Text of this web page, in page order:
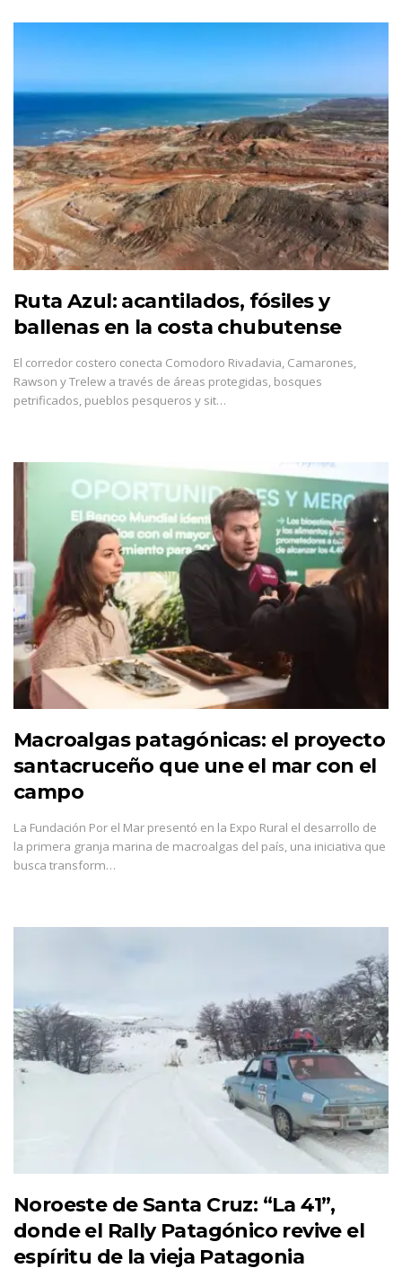
Ruta Azul: acantilados, fósiles y
ballenas en la costa chubutense
El corredor costero conecta Comodoro Rivadavia, Camarones,
Rawson y Trelew a través de áreas protegidas, bosques
petrificados, pueblos pesqueros y sit…
Macroalgas patagónicas: el proyecto
santacruceño que une el mar con el
campo
La Fundación Por el Mar presentó en la Expo Rural el desarrollo de
la primera granja marina de macroalgas del país, una iniciativa que
busca transform…
Noroeste de Santa Cruz: “La 41”,
donde el Rally Patagónico revive el
espíritu de la vieja Patagonia